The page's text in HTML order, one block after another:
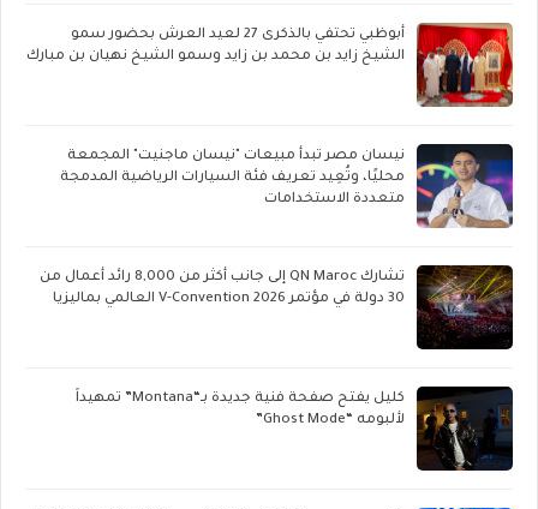
أبوظبي تحتفي بالذكرى 27 لعيد العرش بحضور سمو
الشيخ زايد بن محمد بن زايد وسمو الشيخ نهيان بن مبارك
نيسان مصر تبدأ مبيعات "نيسان ماجنيت" المجمعة
محليًا، وتُعِيد تعريف فئة السيارات الرياضية المدمجة
متعددة الاستخدامات
تشارك QN Maroc إلى جانب أكثر من 8,000 رائد أعمال من
30 دولة في مؤتمر V-Convention 2026 العالمي بماليزيا
كليل يفتح صفحة فنية جديدة بـ“Montana” تمهيداً
لألبومه “Ghost Mode”